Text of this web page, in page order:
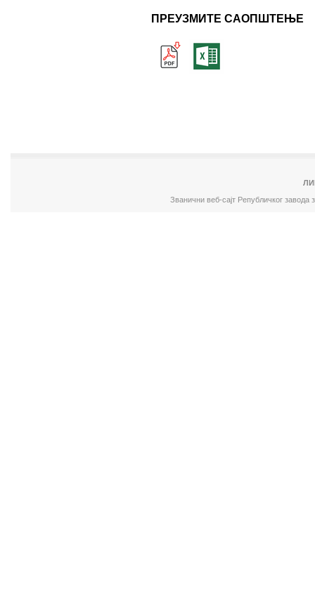
ПРЕУЗМИТЕ САОПШТЕЊЕ
Званични веб-сајт Републичког